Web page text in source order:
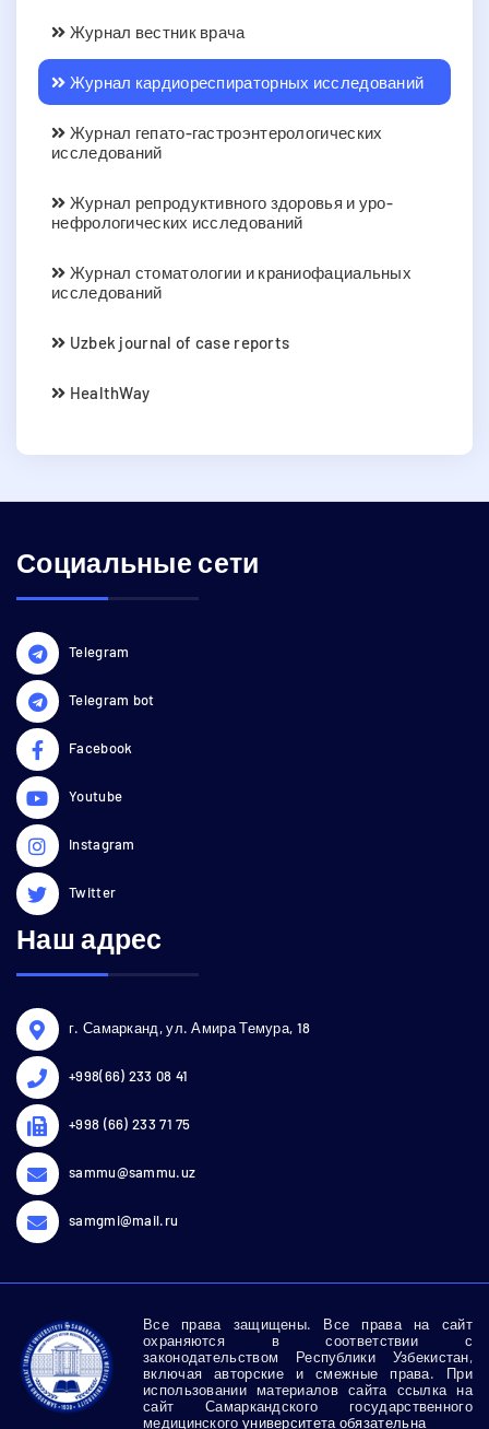
Журнал вестник врача
Журнал кардиореспираторных исследований
Журнал гепато-гастроэнтерологических
исследований
Журнал репродуктивного здоровья и уро-
нефрологических исследований
Журнал стоматологии и краниофациальных
исследований
Uzbek journal of case reports
HealthWay
Социальные сети
Telegram
Telegram bot
Facebook
Youtube
Instagram
Twitter
Наш адрес
г. Самарканд, ул. Амира Темура, 18
+998(66) 233 08 41
+998 (66) 233 71 75
sammu@sammu.uz
samgmi@mail.ru
Все права защищены. Все права на сайт
охраняются в соответствии с
законодательством Республики Узбекистан,
включая авторские и смежные права. При
использовании материалов сайта ссылка на
сайт Самаркандского государственного
медицинского университета обязательна